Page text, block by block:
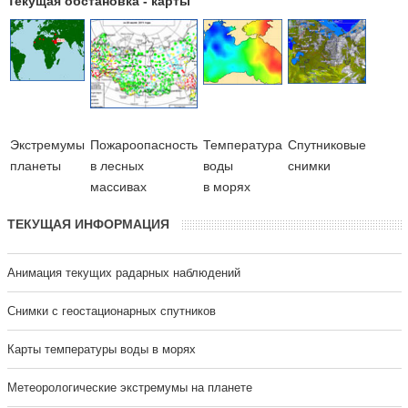
Экстремумы
планеты
Пожароопасность
в лесных
массивах
Температура
воды
в морях
Cпутниковые
снимки
ТЕКУЩАЯ ИНФОРМАЦИЯ
Анимация текущих радарных наблюдений
Cнимки с геостационарных спутников
Карты температуры воды в морях
Метеорологические экстремумы на планете